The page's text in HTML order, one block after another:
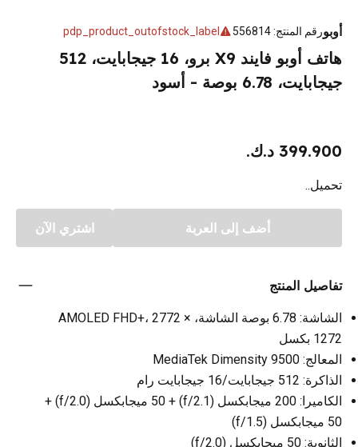
أوبورقم المنتج:
556814
pdp_product_outofstock_label
هاتف أوبو فايند X9 برو، 16 جيجابايت، 512
جيجابايت، 6.78 بوصة - أسود
399.900 د.ك.
تحميل..
أضف إلى العربة اشتري الآن
تفاصيل المنتج
الشاشة: 6.78 بوصة الشاشة، AMOLED FHD+، 2772 ×
1272 بكسل
المعالج: MediaTek Dimensity 9500
الذاكرة: 512 جيجابايت/16 جيجابايت رام
الكاميرا: 200 ميجابكسل (f/2.1) + 50 ميجابكسل (f/2.0) +
50 ميجابكسل (f/1.5)
الثانوية: 50 ميجابكسل (f/2.0)